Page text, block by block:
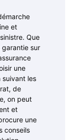
et
Que
garantie sur
une
suivant les
de
on peut
et
une
conseils